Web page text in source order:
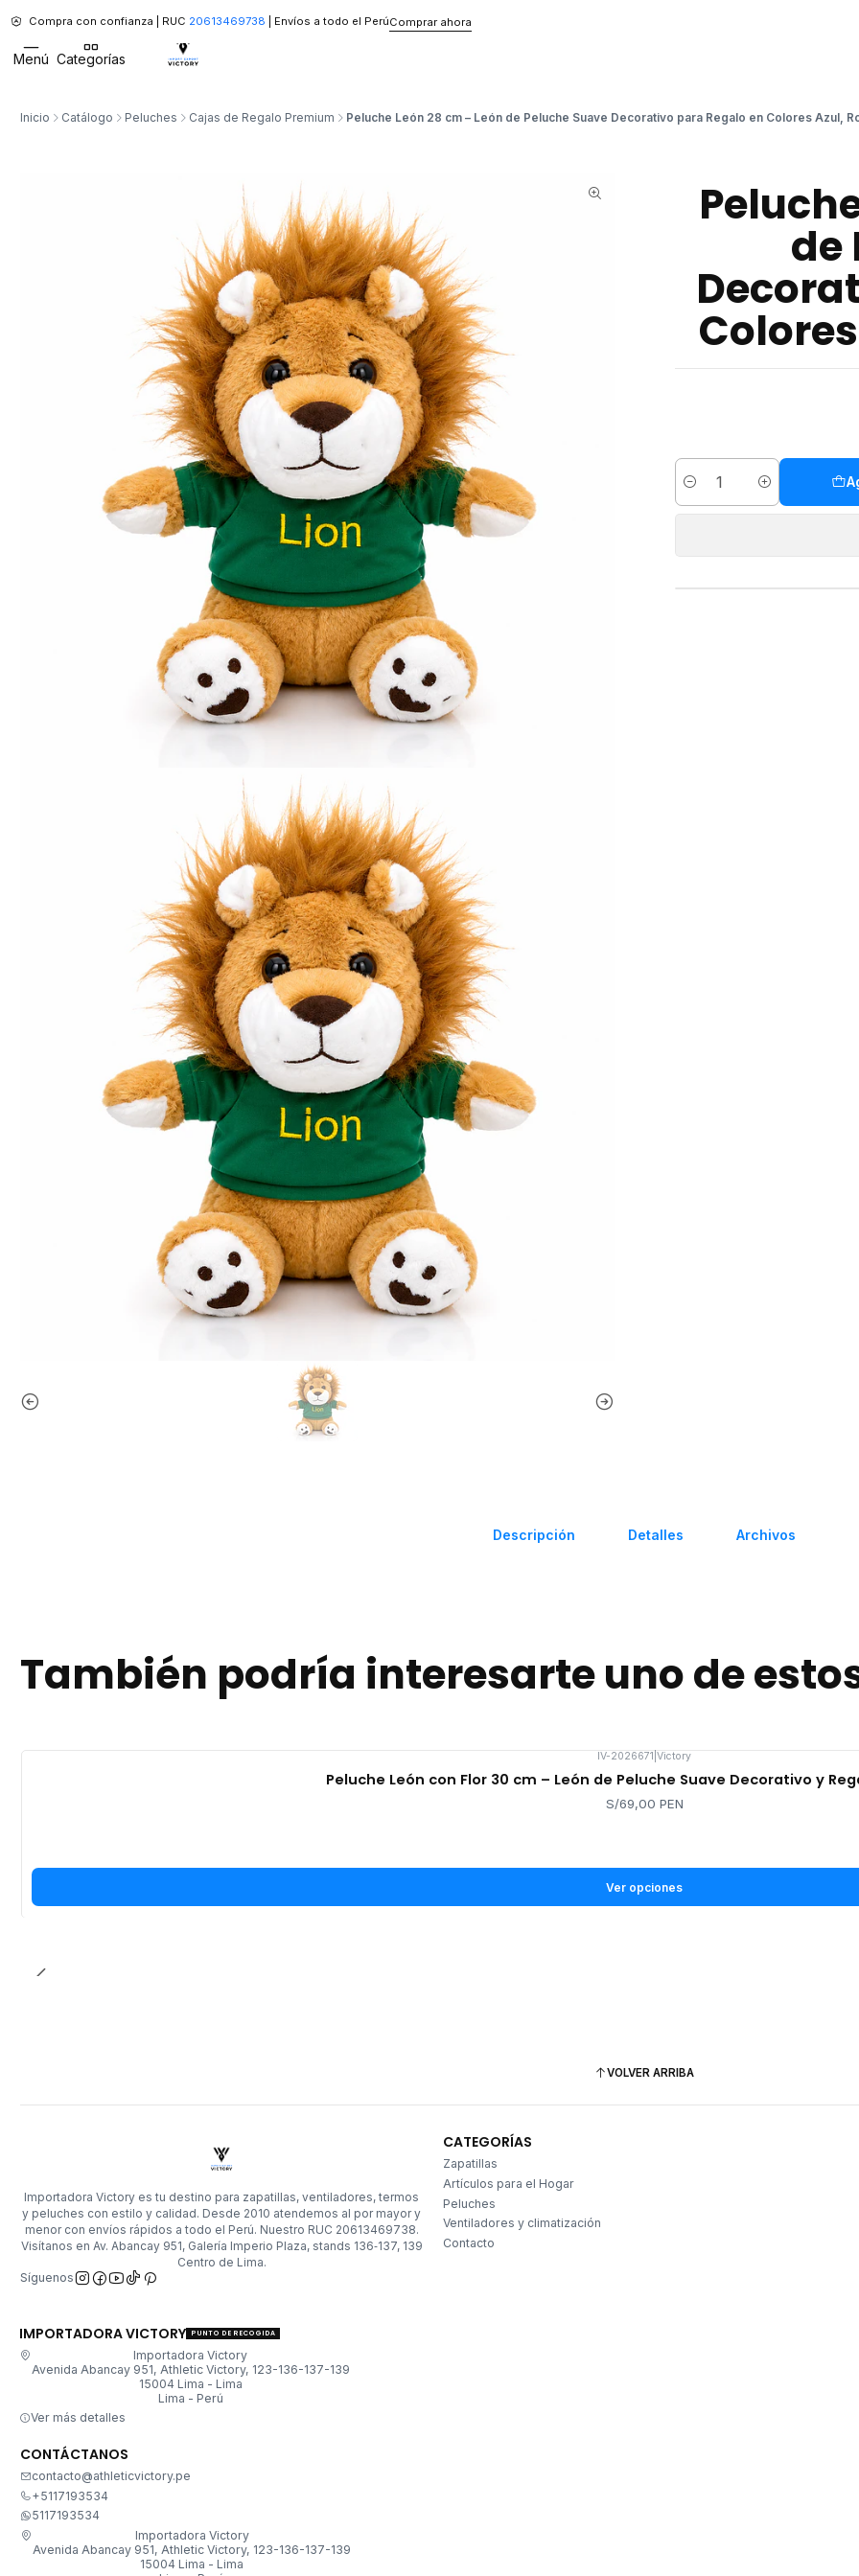
Menú Categorías
Compra con confianza | RUC 20613469738 | Envíos a todo el PerúComprar ahora
Inicio Catálogo Peluches Cajas de Regalo Premium Peluche León 28 cm – León de Peluche Suave Decorativo para Regalo en Colores Azul,
de
Cantidad
Descripción Detalles Archivos
También podría interesarte uno de
IV-2026671 Victory
Peluche León con Flor 30 cm – León de Peluche Suave Decorativo y
S/69,00 PEN
Ver opciones
VOLVER ARRIBA
Importadora Victory es tu destino para zapatillas, ventiladores, termos
y peluches con estilo y calidad. Desde 2010 atendemos al por mayor y
menor con envíos rápidos a todo el Perú. Nuestro RUC 20613469738.
Visítanos en Av. Abancay 951, Galería Imperio Plaza, stands 136‑137, 139
Centro de Lima.
Síguenos
CATEGORÍAS
Zapatillas
Artículos para el Hogar
Peluches
Ventiladores y climatización
Contacto
IMPORTADORA VICTORY PUNTO DE RECOGIDA
Importadora Victory
Avenida Abancay 951, Athletic Victory, 123-136-137-139
15004 Lima - Lima
Lima - Perú
Ver más detalles
CONTÁCTANOS
contacto@athleticvictory.pe
+5117193534
5117193534
Importadora Victory
Avenida Abancay 951, Athletic Victory, 123-136-137-139
15004 Lima - Lima